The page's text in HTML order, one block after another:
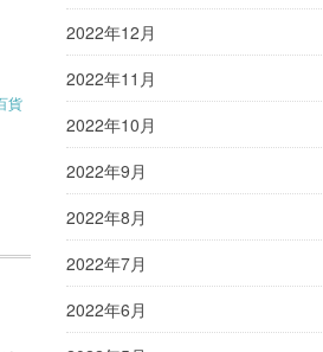
貨
2022年12月
2022年11月
2022年10月
2022年9月
2022年8月
2022年7月
2022年6月